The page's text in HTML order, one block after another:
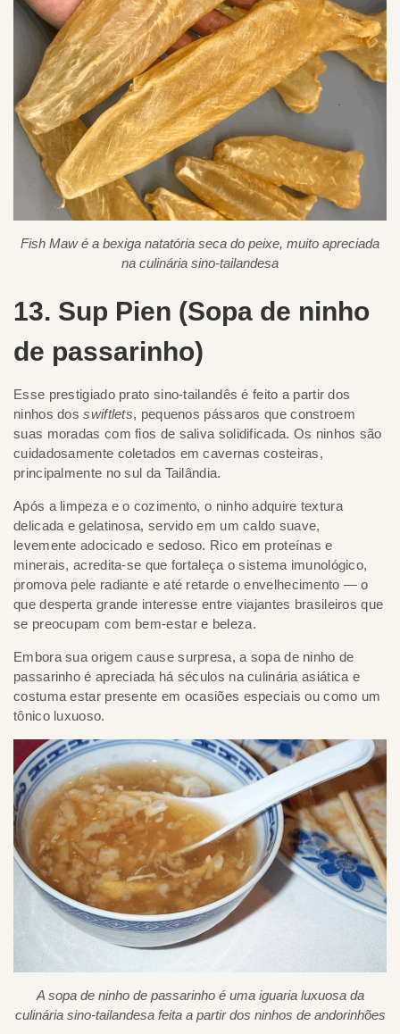
Fish Maw é a bexiga natatória seca do peixe, muito apreciada
na culinária sino-tailandesa
13. Sup Pien (Sopa de ninho
de passarinho)
Esse prestigiado prato sino-tailandês é feito a partir dos
ninhos dosswiftlets, pequenos pássaros que constroem
suas moradas com fios de saliva solidificada. Os ninhos são
cuidadosamente coletados em cavernas costeiras,
principalmente no sul da Tailândia.
Após a limpeza e o cozimento, o ninho adquire textura
delicada e gelatinosa, servido em um caldo suave,
levemente adocicado e sedoso. Rico em proteínas e
minerais, acredita-se que fortaleça o sistema imunológico,
promova pele radiante e até retarde o envelhecimento — o
que desperta grande interesse entre viajantes brasileiros que
se preocupam com bem-estar e beleza.
Embora sua origem cause surpresa, a sopa de ninho de
passarinho é apreciada há séculos na culinária asiática e
costuma estar presente em ocasiões especiais ou como um
tônico luxuoso.
A sopa de ninho de passarinho é uma iguaria luxuosa da
culinária sino-tailandesa feita a partir dos ninhos de andorinhões